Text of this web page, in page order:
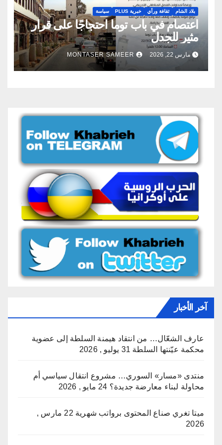
بلاد الشام ثقافة ورأي خبرية PLUS سياسة
اعتصام في باب توما احتجاجًا على قرار
مثير للجدل
مارس 22, 2026 MONTASER SAMEER
آخر الأخبار
عارف الشعّال… من انتقاد هيمنة السلطة إلى عضوية
محكمة عيّنتها السلطة 31 يوليو , 2026
منتدى «مسار» السوري… مشروع انتقال سياسي أم
محاولة لبناء معارضة جديدة؟ 24 مايو , 2026
ميتا تغري صناع المحتوى برواتب شهرية
22 مارس ,
2026